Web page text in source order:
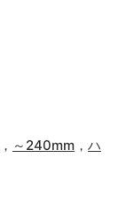
， ～240mm ， ハ